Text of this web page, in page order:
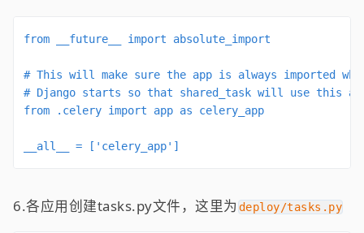
from __future__ import absolute_import
# This will make sure the app is always imported
# Django starts so that shared_task will use this
from .celery import app as celery_app
__all__ = ['celery_app']
6.各应用创建tasks.py文件，这里为 deploy/tasks.py